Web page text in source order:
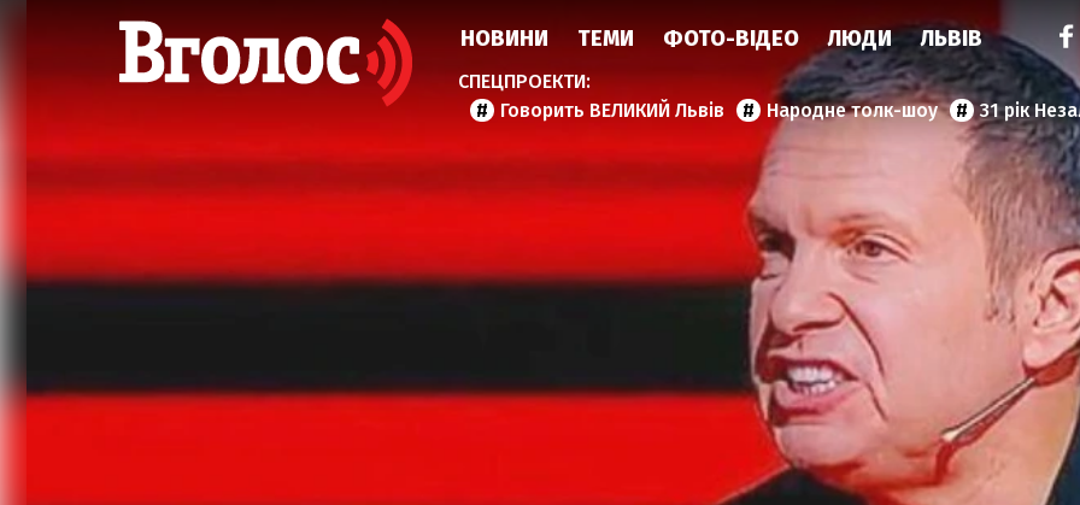
НОВИНИ ТЕМИ ФОТО-ВІДЕО ЛЮДИ ЛЬВІВ
Говорить ВЕЛИКИЙ Львів Народне толк-шоу 31 рік